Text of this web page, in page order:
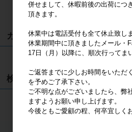
カート
カートは空で
検索
併せまして、休暇前後の出荷につ
頂きます。
休業中は電話受付も全て休止致しま
休業期間中に頂きましたメール・
17日（月）以降に、順次行ってま
ご返答までに少しお時間をいただ
を予めご了承下さい。
ご不明な点がございましたら、弊
ますようお願い申し上げます。
今後ともご愛顧の程、何卒宜しく